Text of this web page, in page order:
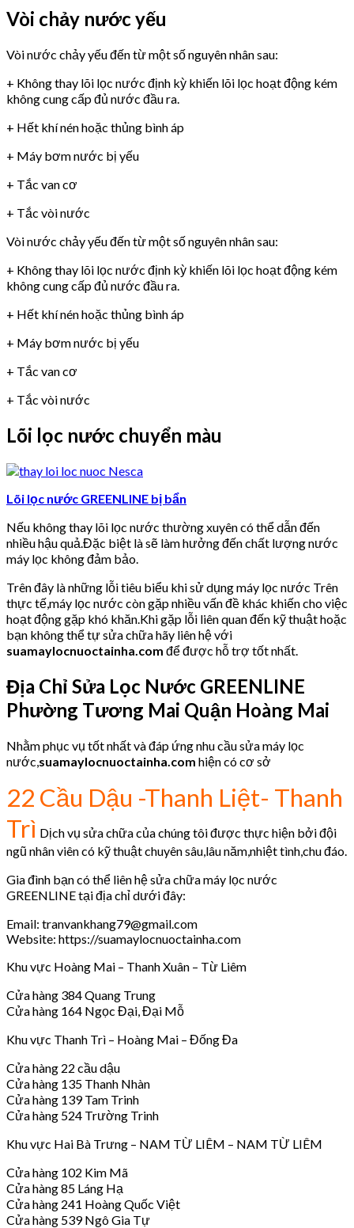
Vòi chảy nước yếu
Vòi nước chảy yếu đến từ một số nguyên nhân sau:
+ Không thay lõi lọc nước định kỳ khiến lõi lọc hoạt động kém
không cung cấp đủ nước đầu ra.
+ Hết khí nén hoặc thủng bình áp
+ Máy bơm nước bị yếu
+ Tắc van cơ
+ Tắc vòi nước
Vòi nước chảy yếu đến từ một số nguyên nhân sau:
+ Không thay lõi lọc nước định kỳ khiến lõi lọc hoạt động kém
không cung cấp đủ nước đầu ra.
+ Hết khí nén hoặc thủng bình áp
+ Máy bơm nước bị yếu
+ Tắc van cơ
+ Tắc vòi nước
Lõi lọc nước chuyển màu
Lõi lọc nước GREENLINE bị bẩn
Nếu không thay lõi lọc nước thường xuyên có thể dẫn đến
nhiều hậu quả.Đặc biệt là sẽ làm hưởng đến chất lượng nước
máy lọc không đảm bảo.
Trên đây là những lỗi tiêu biểu khi sử dụng máy lọc nước Trên
thực tế,máy lọc nước còn gặp nhiều vấn đề khác khiến cho việc
hoạt động gặp khó khăn.Khi gặp lỗi liên quan đến kỹ thuật hoặc
bạn không thể tự sửa chữa hãy liên hệ với
suamaylocnuoctainha.com để được hỗ trợ tốt nhất.
Địa Chỉ Sửa Lọc Nước GREENLINE
Phường Tương Mai Quận Hoàng Mai
Nhằm phục vụ tốt nhất và đáp ứng nhu cầu sửa máy lọc
nước, suamaylocnuoctainha.com hiện có cơ sở
22 Cầu Dậu -Thanh Liệt- Thanh
Trì Dịch vụ sửa chữa của chúng tôi được thực hiện bởi đội
ngũ nhân viên có kỹ thuật chuyên sâu,lâu năm,nhiệt tình,chu đáo.
Gia đình bạn có thể liên hệ sửa chữa máy lọc nước
GREENLINE tại địa chỉ dưới đây:
Email: tranvankhang79@gmail.com
Website: https://suamaylocnuoctainha.com
Khu vực Hoàng Mai – Thanh Xuân – Từ Liêm
Cửa hàng 384 Quang Trung
Cửa hàng 164 Ngọc Đại, Đại Mỗ
Khu vực Thanh Trì – Hoàng Mai – Đống Đa
Cửa hàng 22 cầu dậu
Cửa hàng 135 Thanh Nhàn
Cửa hàng 139 Tam Trinh
Cửa hàng 524 Trường Trinh
Khu vực Hai Bà Trưng – NAM TỪ LIÊM – NAM TỪ LIÊM
Cửa hàng 102 Kim Mã
Cửa hàng 85 Láng Hạ
Cửa hàng 241 Hoàng Quốc Việt
Cửa hàng 539 Ngô Gia Tự